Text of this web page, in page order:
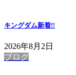
キングダム新着!!
2026年8月2日
ブログ